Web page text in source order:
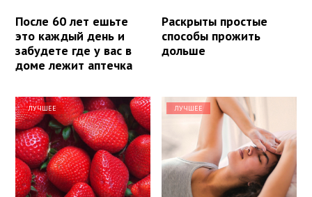
После 60 лет ешьте
это каждый день и
забудете где у вас в
доме лежит аптечка
Раскрыты простые
способы прожить
дольше
ЛУЧШЕЕ ЛУЧШЕЕ